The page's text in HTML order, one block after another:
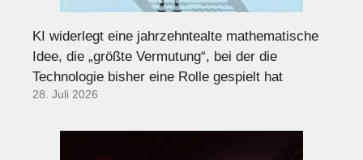
KI widerlegt eine jahrzehntealte mathematische
Idee, die „größte Vermutung“, bei der die
Technologie bisher eine Rolle gespielt hat
28. Juli 2026